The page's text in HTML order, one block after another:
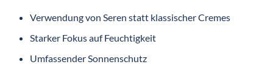
Verwendung von Seren statt klassischer Cremes
Starker Fokus auf Feuchtigkeit
Umfassender Sonnenschutz